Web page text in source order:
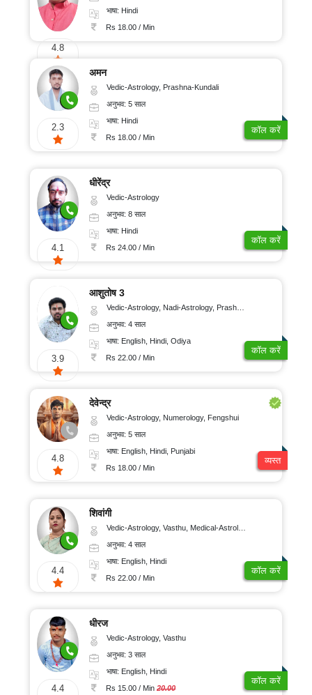
4.8
भाषा: Hindi
Rs 18.00 / Min
2.3
अमन
Vedic-Astrology, Prashna-Kundali
अनुभव: 5 साल
भाषा: Hindi
Rs 18.00 / Min
कॉल करें
4.1
धीरेंद्र
Vedic-Astrology
अनुभव: 8 साल
भाषा: Hindi
Rs 24.00 / Min
कॉल करें
3.9
आशुतोष 3
Vedic-Astrology, Nadi-Astrology, Prashna-Kundali
अनुभव: 4 साल
भाषा: English, Hindi, Odiya
Rs 22.00 / Min
कॉल करें
4.8
देवेन्द्र
Vedic-Astrology, Numerology, Fengshui
अनुभव: 5 साल
भाषा: English, Hindi, Punjabi
Rs 18.00 / Min
व्यस्त
4.4
शिवांगी
Vedic-Astrology, Vasthu, Medical-Astrology
अनुभव: 4 साल
भाषा: English, Hindi
Rs 22.00 / Min
कॉल करें
4.4
धीरज
Vedic-Astrology, Vasthu
अनुभव: 3 साल
भाषा: English, Hindi
Rs 15.00 / Min20.00
कॉल करें